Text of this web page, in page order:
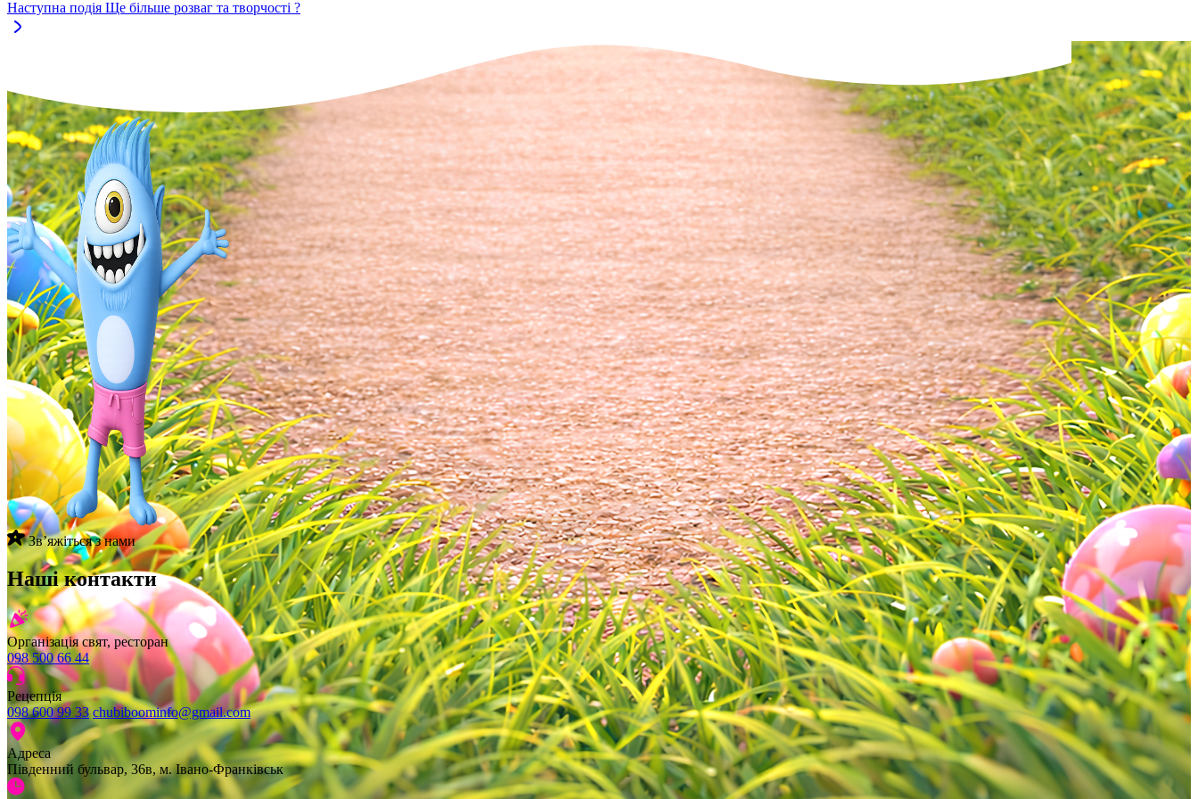
Наступна подія Ще більше розваг та творчості ?
Звʼяжіться з нами
Наші контакти
Організація свят, ресторан
098 500 66 44
Рецепція
098 600 99 33 chubiboominfo@gmail.com
Адреса
Південний бульвар, 36в, м. Івано-Франківськ